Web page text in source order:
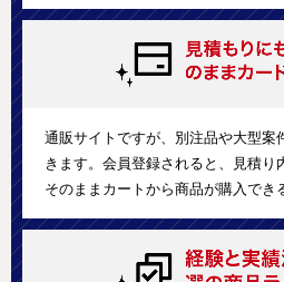
通販サイトですが、別注品や大型案
きます。会員登録されると、見積り
そのままカートから商品が購入でき